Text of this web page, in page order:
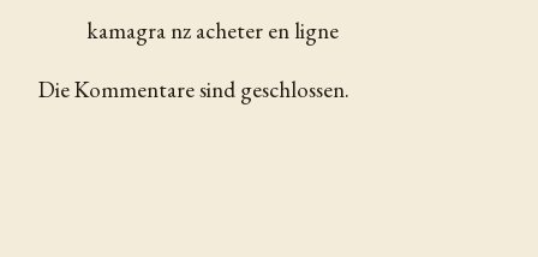
kamagra nz acheter en ligne
Die Kommentare sind geschlossen.